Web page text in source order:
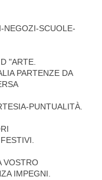
NEGOZI-SCUOLE-
"ARTE.
PARTENZE DA
PUNTUALITÀ.
VOSTRO
IMPEGNI.